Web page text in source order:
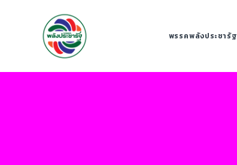
พรรคพลังประชารัฐ